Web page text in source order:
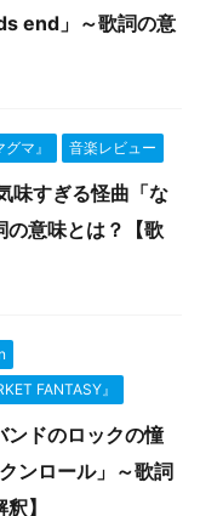
end」～歌詞の意
マ』 音楽レビュー
味すぎる怪曲「な
の意味とは？【歌
FANTASY』
ンドのロックの憧
ンロール」～歌詞
】